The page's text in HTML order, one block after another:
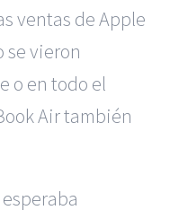
ventas de Apple
se vieron
o en todo el
Air también